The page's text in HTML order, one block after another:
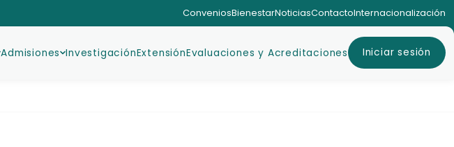
ConveniosBienestarNoticiasContactoInternacionalización
Admisiones InvestigaciónExtensiónEvaluaciones y Acreditaciones Iniciar sesión